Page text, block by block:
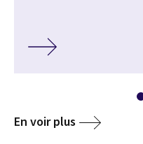
En voir plus